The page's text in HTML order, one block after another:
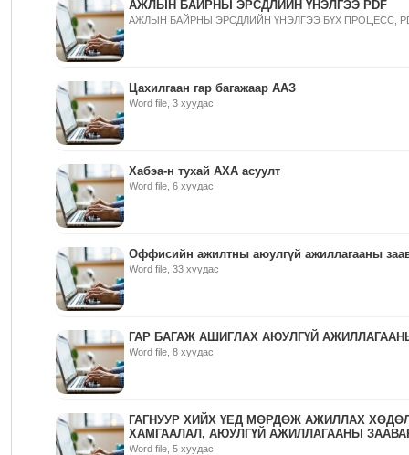
АЖЛЫН БАЙРНЫ ЭРСДЛИЙН ҮНЭЛГЭЭ PDF
АЖЛЫН БАЙРНЫ ЭРСДЛИЙН ҮНЭЛГЭЭ БҮХ ПРОЦЕСС,
Цахилгаан гар багажаар ААЗ
Word file, 3 хуудас
Хабэа-н тухай АХА асуулт
Word file, 6 хуудас
Оффисийн ажилтны аюулгүй ажиллагааны
Word file, 33 хуудас
ГАР БАГАЖ АШИГЛАХ АЮУЛГҮЙ
Word file, 8 хуудас
ГАГНУУР ХИЙХ ҮЕД МӨРДӨЖ АЖИЛЛАХ
ХАМГААЛАЛ, АЮУЛГҮЙ АЖИЛЛАГААНЫ
Word file, 5 хуудас